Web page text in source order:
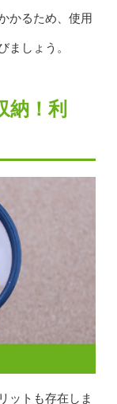
かるため、使用
ましょう。
納！利
ットも存在しま